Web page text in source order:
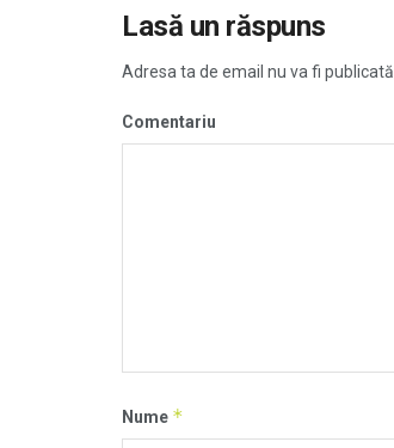
Lasă un răspuns
Adresa ta de email nu va fi publicată.
Comentariu
Nume *